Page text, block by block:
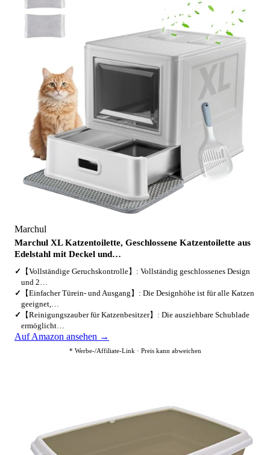
Marchul
Marchul XL Katzentoilette, Geschlossene Katzentoilette aus
Edelstahl mit Deckel und…
✓
【Vollständige Geruchskontrolle】: Vollständig geschlossenes Design
und 2…
✓
【Einfacher Türein- und Ausgang】: Die Designhöhe ist für alle Katzen
geeignet,…
✓
【Reinigungszauber für Katzenbesitzer】: Die ausziehbare Schublade
ermöglicht…
Auf Amazon ansehen →
* Werbe-/Affiliate-Link · Preis kann abweichen